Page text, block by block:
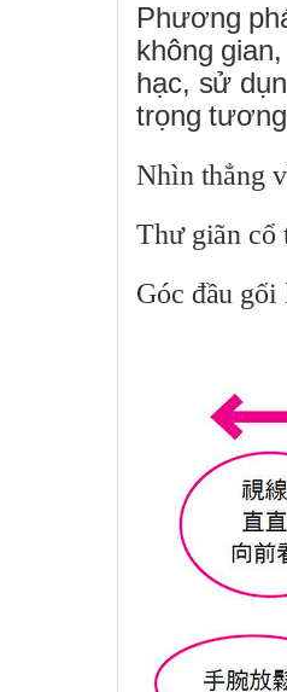
Phương
không
hạc, sử
trọng
Nhìn thẳng
Thư giãn cổ
Góc đầu gối